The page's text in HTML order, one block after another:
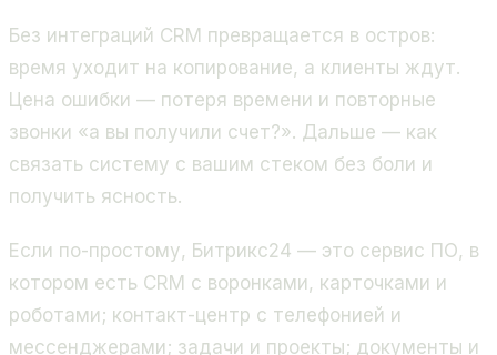
Без интеграций CRM превращается в остров:
время уходит на копирование, а клиенты ждут.
Цена ошибки — потеря времени и повторные
звонки «а вы получили счет?». Дальше — как
связать систему с вашим стеком без боли и
получить ясность.
Если по-простому, Битрикс24 — это сервис ПО, в
котором есть CRM с воронками, карточками и
роботами; контакт-центр с телефонией и
мессенджерами; задачи и проекты; документы и